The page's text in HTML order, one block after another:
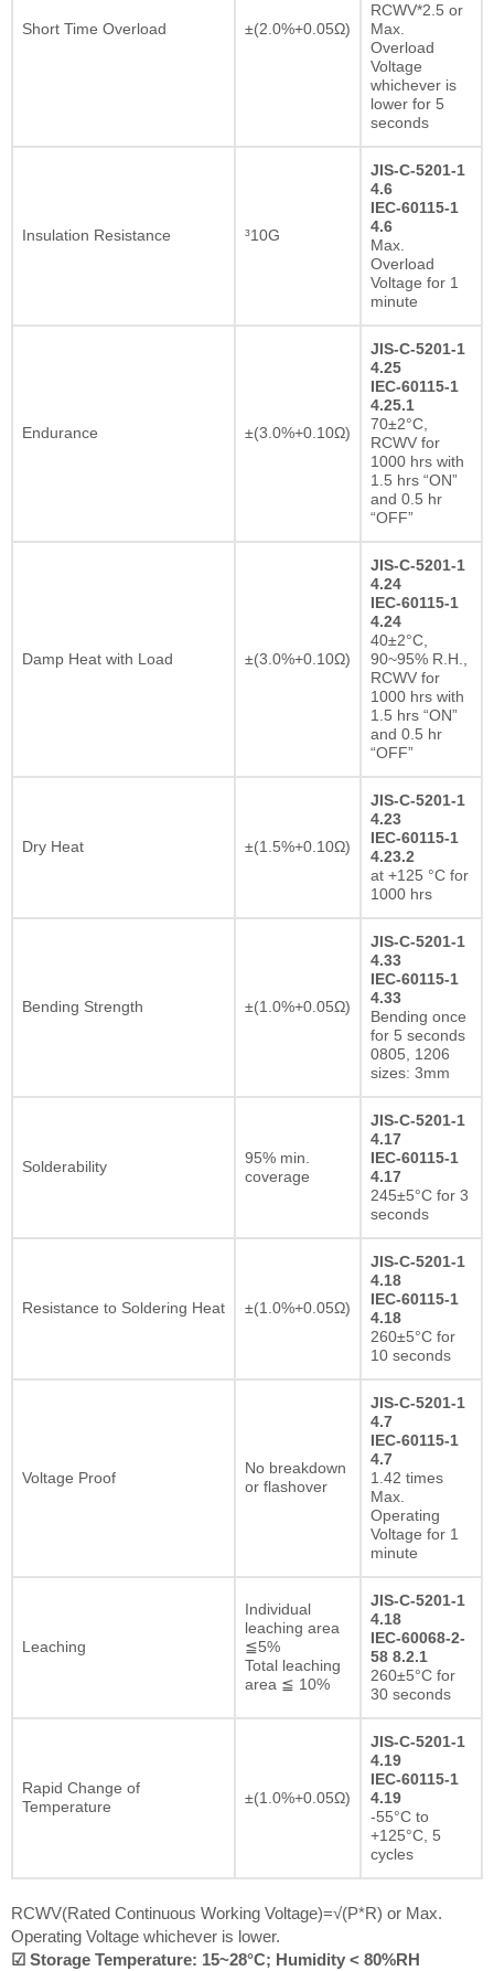
Short Time Overload ±(2.0%+0.05Ω)
RCWV*2.5 or
Max.
Overload
Voltage
whichever is
lower for 5
seconds
Insulation Resistance ³10G
JIS-C-5201-1
4.6
IEC-60115-1
4.6
Max.
Overload
Voltage for 1
minute
Endurance ±(3.0%+0.10Ω)
JIS-C-5201-1
4.25
IEC-60115-1
4.25.1
70±2°C,
RCWV for
1000 hrs with
1.5 hrs “ON”
and 0.5 hr
“OFF”
Damp Heat with Load ±(3.0%+0.10Ω)
JIS-C-5201-1
4.24
IEC-60115-1
4.24
40±2°C,
90~95% R.H.,
RCWV for
1000 hrs with
1.5 hrs “ON”
and 0.5 hr
“OFF”
Dry Heat ±(1.5%+0.10Ω)
JIS-C-5201-1
4.23
IEC-60115-1
4.23.2
at +125 °C for
1000 hrs
Bending Strength ±(1.0%+0.05Ω)
JIS-C-5201-1
4.33
IEC-60115-1
4.33
Bending once
for 5 seconds
0805, 1206
sizes: 3mm
Solderability
95% min.
coverage
JIS-C-5201-1
4.17
IEC-60115-1
4.17
245±5°C for 3
seconds
Resistance to Soldering Heat ±(1.0%+0.05Ω)
JIS-C-5201-1
4.18
IEC-60115-1
4.18
260±5°C for
10 seconds
Voltage Proof
No breakdown
or flashover
JIS-C-5201-1
4.7
IEC-60115-1
4.7
1.42 times
Max.
Operating
Voltage for 1
minute
Leaching
Individual
leaching area
≦5%
Total leaching
area ≦ 10%
JIS-C-5201-1
4.18
IEC-60068-2-
58 8.2.1
260±5°C for
30 seconds
Rapid Change of
Temperature
±(1.0%+0.05Ω)
JIS-C-5201-1
4.19
IEC-60115-1
4.19
-55°C to
+125°C, 5
cycles
RCWV(Rated Continuous Working Voltage)=√(P*R) or Max.
Operating Voltage whichever is lower.
☑ Storage Temperature: 15~28°C; Humidity < 80%RH